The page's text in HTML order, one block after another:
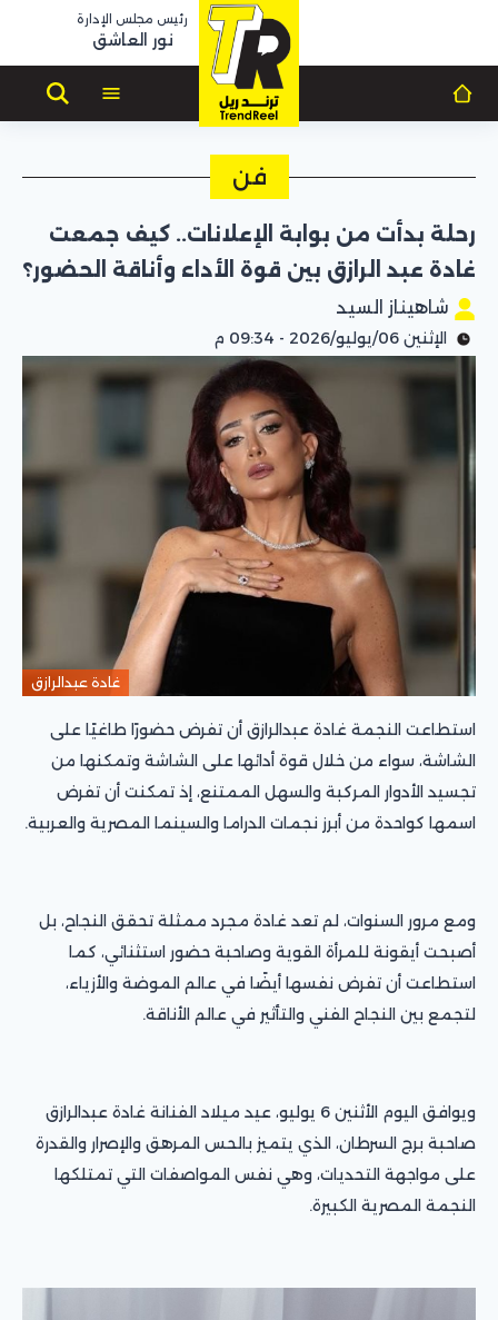
رئيس مجلس الإدارة
نور العاشق
فن
رحلة بدأت من بوابة الإعلانات.. كيف جمعت
غادة عبد الرازق بين قوة الأداء وأناقة الحضور؟
شاهيناز السيد
الإثنين 06/يوليو/2026 - 09:34 م
غادة عبدالرازق
استطاعت النجمة غادة عبدالرازق أن تفرض حضورًا طاغيًا على
الشاشة، سواء من خلال قوة أدائها على الشاشة وتمكنها من
تجسيد الأدوار المركبة والسهل الممتنع، إذ تمكنت أن تفرض
اسمها كواحدة من أبرز نجمات الدراما والسينما المصرية والعربية.
ومع مرور السنوات، لم تعد غادة مجرد ممثلة تحقق النجاح، بل
أصبحت أيقونة للمرأة القوية وصاحبة حضور استثنائي، كما
استطاعت أن تفرض نفسها أيضًا في عالم الموضة والأزياء،
لتجمع بين النجاح الفني والتأثير في عالم الأناقة.
ويوافق اليوم الأثنين 6 يوليو، عيد ميلاد الفنانة غادة عبدالرازق
صاحبة برج السرطان، الذي يتميز بالحس المرهق والإصرار والقدرة
على مواجهة التحديات، وهي نفس المواصفات التي تمتلكها
النجمة المصرية الكبيرة.